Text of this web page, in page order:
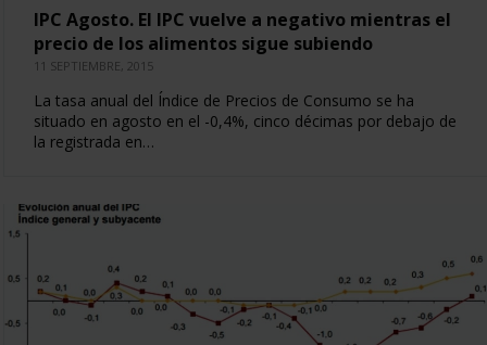
IPC Agosto. El IPC vuelve a negativo mientras el
precio de los alimentos sigue subiendo
11 SEPTIEMBRE, 2015
La tasa anual del Índice de Precios de Consumo se ha
situado en agosto en el -0,4%, cinco décimas por debajo de
la registrada en…